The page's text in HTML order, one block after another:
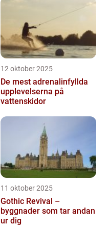
12 oktober 2025
De mest adrenalinfyllda
upplevelserna på
vattenskidor
11 oktober 2025
Gothic Revival –
byggnader som tar andan
ur dig